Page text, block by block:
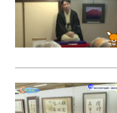
【ご注意】
2024年9月24
ビス向上のた
『CCNet
一部コンテン
CCNetサービ